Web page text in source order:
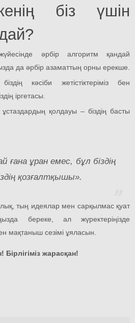
біз үшін
әрбір алгоритм қандай
да әрбір азаматтың орны ерекше.
кәсіби жетістіктеріміз бен
іргетасы.
қолдауы – біздің басты
ғана ұран емес, бұл біздің
қозғалтқышы».
тың идеялар мен сарқылмас қуат
береке, ал жүректеріңізде
мақтаныш сезімі ұяласын.
жарасқан!